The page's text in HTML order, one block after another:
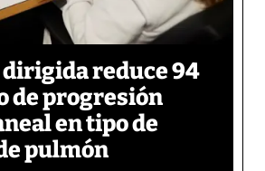
reduce 94
de progresión
en tipo de
pulmón